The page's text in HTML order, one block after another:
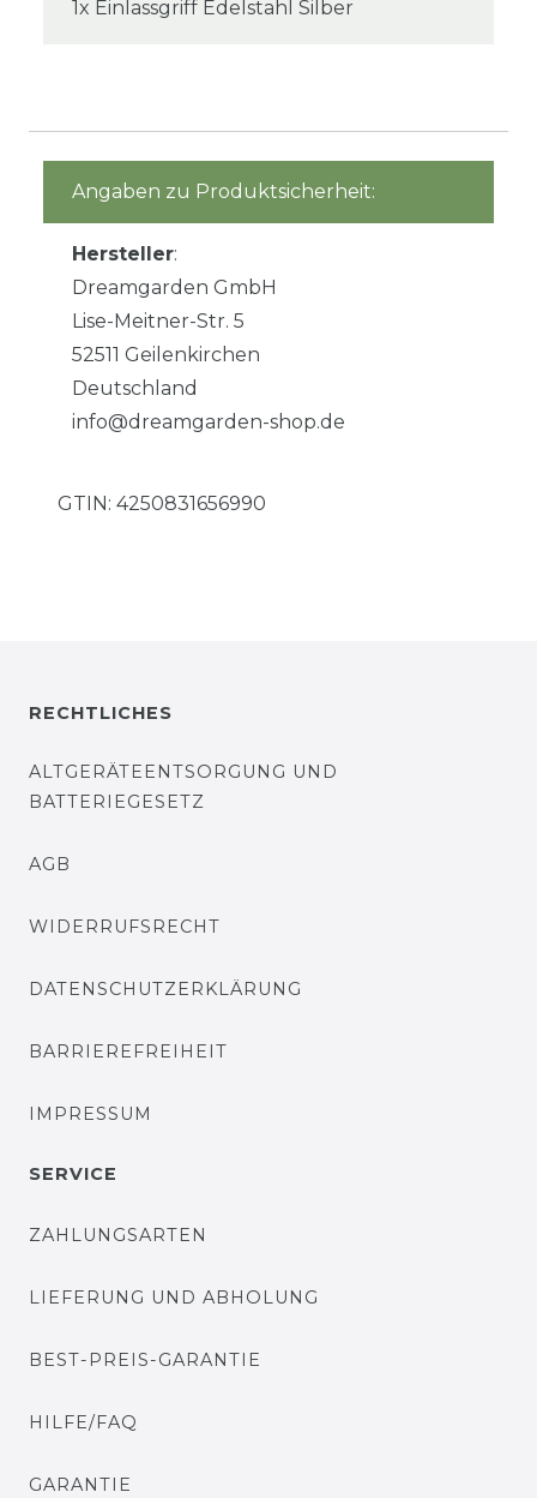
1x Einlassgriff Edelstahl Silber
Angaben zu Produktsicherheit:
Hersteller:
Dreamgarden GmbH
Lise-Meitner-Str. 5
52511 Geilenkirchen
Deutschland
info@dreamgarden-shop.de
GTIN: 4250831656990
RECHTLICHES
ALTGERÄTEENTSORGUNG UND
BATTERIEGESETZ
AGB
WIDERRUFSRECHT
DATENSCHUTZERKLÄRUNG
BARRIEREFREIHEIT
IMPRESSUM
SERVICE
ZAHLUNGSARTEN
LIEFERUNG UND ABHOLUNG
BEST-PREIS-GARANTIE
HILFE/FAQ
GARANTIE